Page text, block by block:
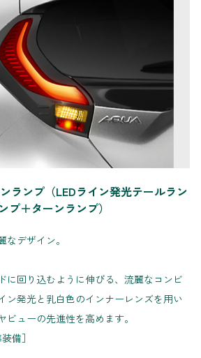
ランプ（LEDライン発光テールラン
プ＋ターンランプ）
なデザイン。
に回り込むように伸びる、流麗なコンビ
ン発光と乳白色のインナーレンズを用い
ューの先進性を高めます。
備］